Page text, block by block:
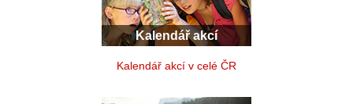
Kalendář akcí
Kalendář akcí v celé ČR